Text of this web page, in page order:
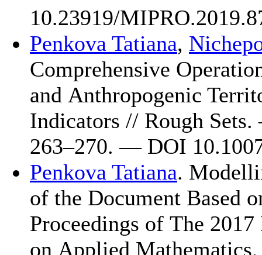
10.23919/
Penkova Tatiana,
Comprehensive
and Anthropogenic
Indicators // Rough
263–270. — DOI
Penkova Tatiana.
of the Document Based
Proceedings of The
on Applied